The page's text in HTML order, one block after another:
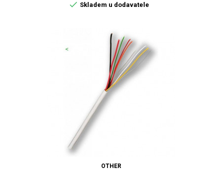
 Skladem u dodavatele
OTHER